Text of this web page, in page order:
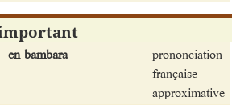
en bambara
prononciation
française
approximative